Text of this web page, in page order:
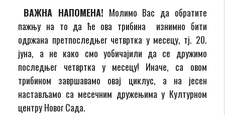
ВАЖНА НАПОМЕНА! Молимо Вас да обратите
пажњу на то да ће ова трибина изнимно бити
одржана претпоследњег четвртка у месецу, тј. 20.
јуна, а не како смо уобичајили да се дружимо
последњег четвртка у месецу! Иначе, са овом
трибином завршавамо овај циклус, а на јесен
настављамо са месечним дружењима у Културном
центру Новог Сада.